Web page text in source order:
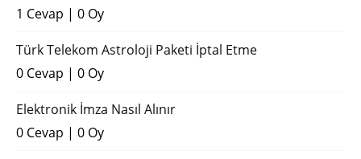
1 Cevap | 0 Oy
Türk Telekom Astroloji Paketi İptal Etme
0 Cevap | 0 Oy
Elektronik İmza Nasıl Alınır
0 Cevap | 0 Oy